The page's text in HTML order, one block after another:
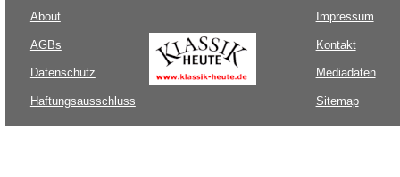
About
AGBs
Datenschutz
Haftungsausschluss
Impressum
Kontakt
Mediadaten
Sitemap